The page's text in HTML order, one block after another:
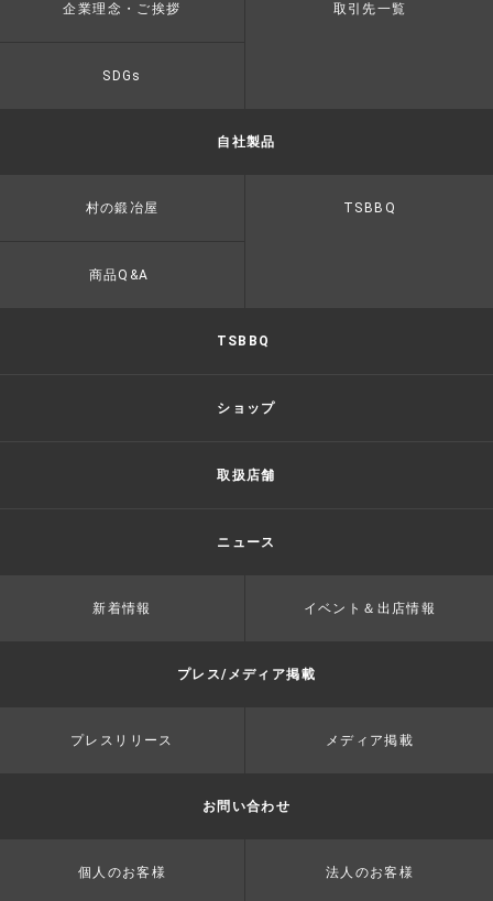
企業理念・ご挨拶 取引先一覧
SDGs
自社製品
村の鍛冶屋 TSBBQ
商品Q&A
TSBBQ
ショップ
取扱店舗
ニュース
新着情報 イベント＆出店情報
プレス/メディア掲載
プレスリリース メディア掲載
お問い合わせ
個人のお客様 法人のお客様